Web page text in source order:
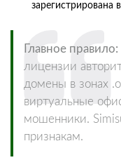
зарегистрирована
Главное правило:
лицензии
домены в зонах
виртуальные
мошенники.
признакам.